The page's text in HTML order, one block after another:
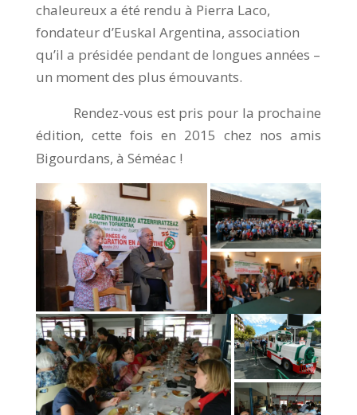
chaleureux a été rendu à Pierra Laco,
fondateur d’Euskal Argentina, association
qu’il a présidée pendant de longues années –
un moment des plus émouvants.
Rendez-vous est pris pour la prochaine
édition, cette fois en 2015 chez nos amis
Bigourdans, à Séméac !